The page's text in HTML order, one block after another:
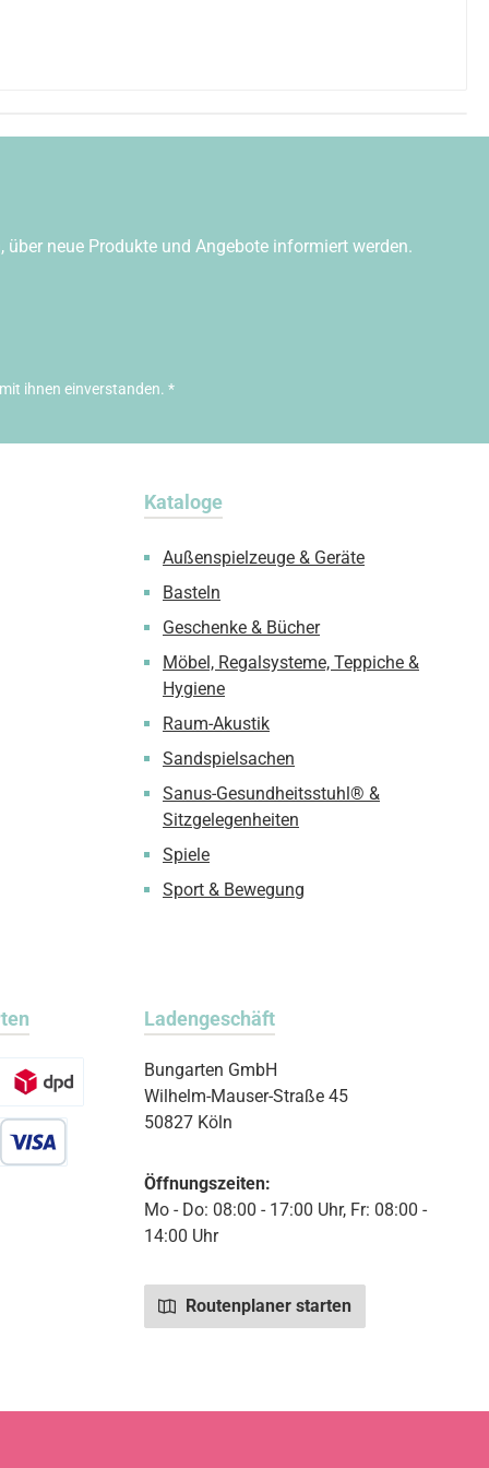
neue Produkte und Angebote informiert werden.
ihnen einverstanden. *
Kataloge
Außenspielzeuge & Geräte
Basteln
Geschenke & Bücher
Möbel, Regalsysteme, Teppiche &
Hygiene
Raum-Akustik
Sandspielsachen
Sanus-Gesundheitsstuhl® &
Sitzgelegenheiten
Spiele
Sport & Bewegung
Ladengeschäft
Bungarten GmbH
Wilhelm-Mauser-Straße 45
50827 Köln
Öffnungszeiten:
Mo - Do: 08:00 - 17:00 Uhr, Fr: 08:00 -
14:00 Uhr
Routenplaner starten